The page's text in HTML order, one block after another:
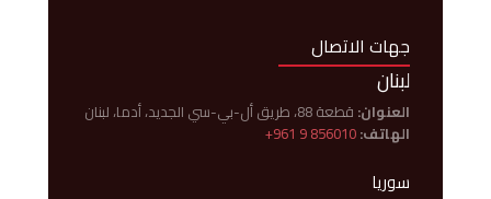
جهات الاتصال
لبنان
العنوان: قطعة 88، طريق أل-بي-سي الجديد، أدما، لبنان
الهاتف:+961 9 856010
سوريا